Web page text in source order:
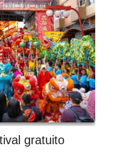
gratuito